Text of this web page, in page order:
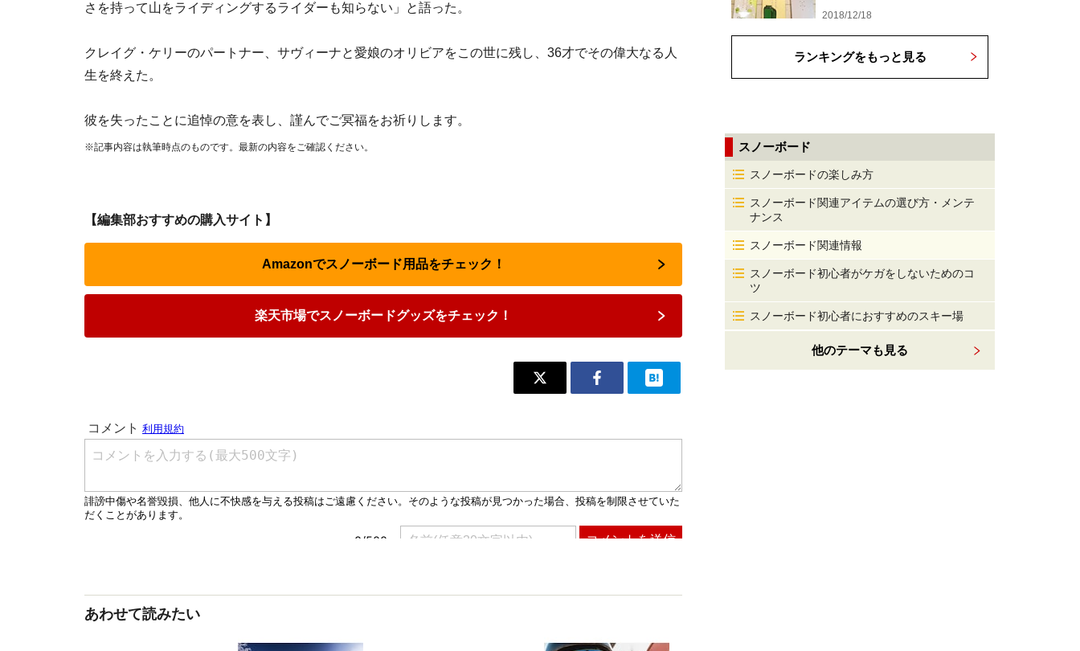
さを持って山をライディングするライダーも知らない」と語った。
クレイグ・ケリーのパートナー、サヴィーナと愛娘のオリビアをこの世に残し、36才でその偉大なる人
生を終えた。
彼を失ったことに追悼の意を表し、謹んでご冥福をお祈りします。
※記事内容は執筆時点のものです。最新の内容をご確認ください。
【編集部おすすめの購入サイト】
Amazonでスノーボード用品をチェック！
楽天市場でスノーボードグッズをチェック！
あわせて読みたい
2018/12/18
ランキングをもっと見る
スノーボード
スノーボードの楽しみ方
スノーボード関連アイテムの選び方・メンテ
ナンス
スノーボード関連情報
スノーボード初心者がケガをしないためのコ
ツ
スノーボード初心者におすすめのスキー場
他のテーマも見る